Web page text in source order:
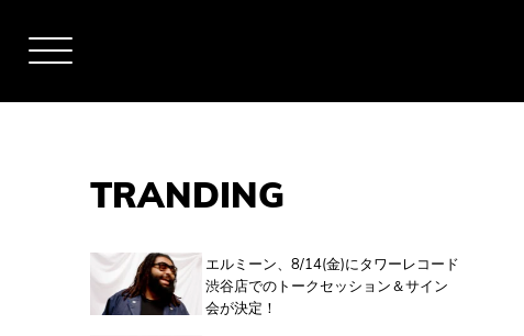
TRANDING
エルミーン、8/14(金)にタワーレコード
渋谷店でのトークセッション＆サイン
会が決定！